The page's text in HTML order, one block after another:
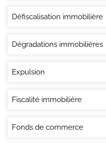
Défiscalisation immobilière
Dégradations immobilières
Expulsion
Fiscalité immobilière
Fonds de commerce